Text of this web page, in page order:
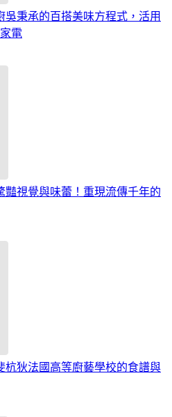
吳秉承的百搭美味方程式，活用
電
豔視覺與味蕾！重現流傳千年的
杭狄法國高等廚藝學校的食譜與